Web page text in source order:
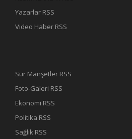
Yazarlar RSS
Video Haber RSS
Sür Manşetler RSS
Foto-Galeri RSS
Ekonomi RSS
Politika RSS
Sağlık RSS